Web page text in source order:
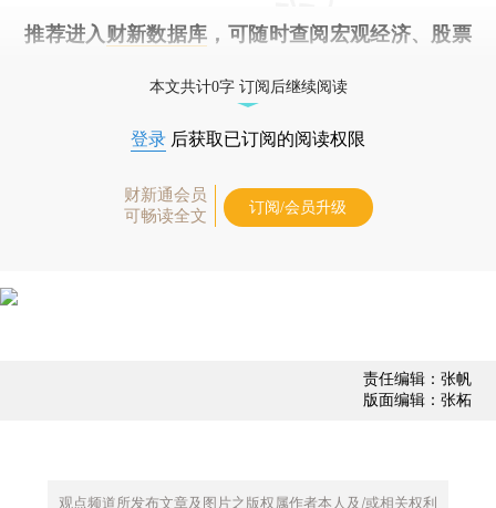
推荐进入 财新数据库 ，可随时查阅宏观经济、股票
本文共计0字 订阅后继续阅读
登录 后获取已订阅的阅读权限
财新通会员
可畅读全文
订阅/会员升级
责任编辑：张帆
版面编辑：张柘
观点频道所发布文章及图片之版权属作者本人及/或相关权利